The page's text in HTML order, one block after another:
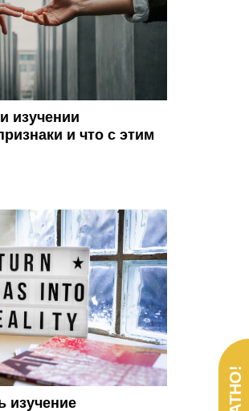
изучении
и что с этим
изучение